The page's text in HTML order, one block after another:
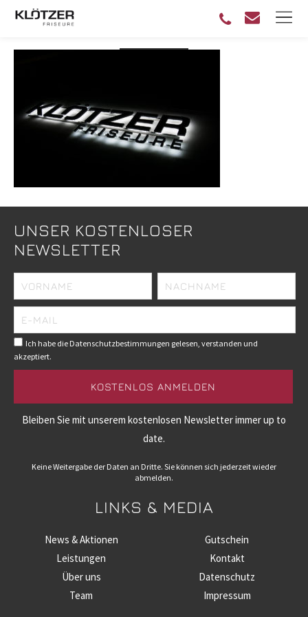
KLÖTZER FRISEURE
UNSER KOSTENLOSER
NEWSLETTER
Ich habe die Datenschutzbestimmungen gelesen, verstanden und
akzeptiert.
Bleiben Sie mit unserem kostenlosen Newsletter immer up to
date.
Keine Weitergabe der Daten an Dritte. Sie können sich jederzeit wieder
abmelden.
LINKS & MEDIA
News & Aktionen
Leistungen
Über uns
Team
Gutschein
Kontakt
Datenschutz
Impressum